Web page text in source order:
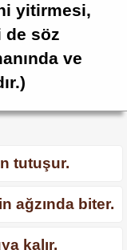
yitirmesi,
de söz
ve
tutuşur.
ağzında biter.
kalır.